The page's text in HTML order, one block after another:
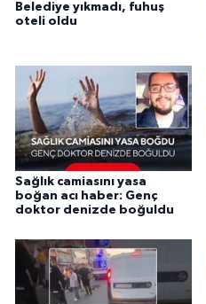
Belediye yıkmadı, fuhuş
oteli oldu
Sağlık camiasını yasa
boğan acı haber: Genç
doktor denizde boğuldu